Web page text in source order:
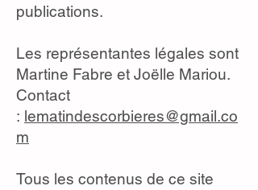
publications.
Les représentantes légales sont
Martine Fabre et Joëlle Mariou.
Contact
: lematindescorbieres@gmail.co
m
Tous les contenus de ce site